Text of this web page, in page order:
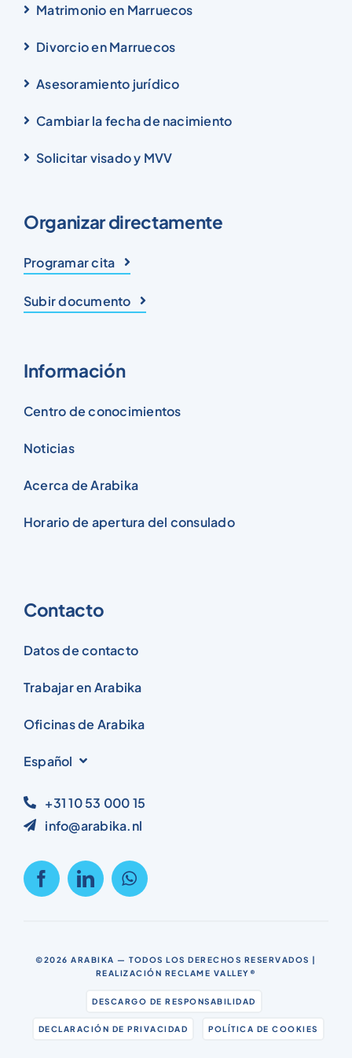
Matrimonio en Marruecos
Divorcio en Marruecos
Asesoramiento jurídico
Cambiar la fecha de nacimiento
Solicitar visado y MVV
Organizar directamente
Programar cita
Subir documento
Información
Centro de conocimientos
Noticias
Acerca de Arabika
Horario de apertura del consulado
Contacto
Datos de contacto
Trabajar en Arabika
Oficinas de Arabika
Español
+31 10 53 000 15
info@arabika.nl
©2026ARABIKA — TODOS LOS DERECHOS RESERVADOS |
REALIZACIÓN RECLAME VALLEY®
DESCARGO DE RESPONSABILIDAD
DECLARACIÓN DE PRIVACIDAD POLÍTICA DE COOKIES